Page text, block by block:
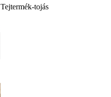
Tejtermék-tojás